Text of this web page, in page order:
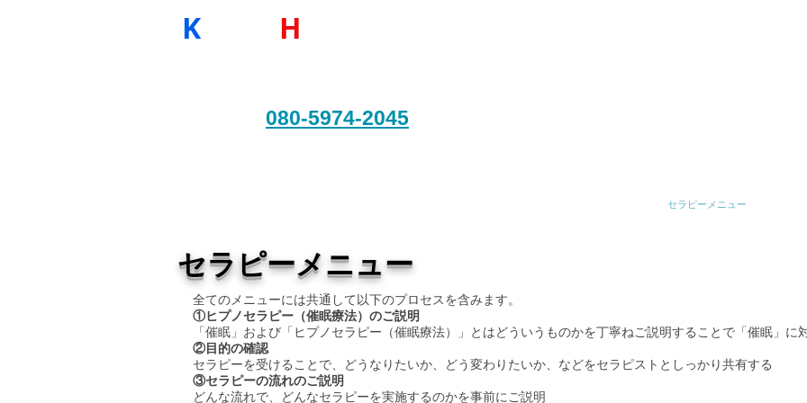
K H
080-5974-2045
セラピーメニュー
​セラピーメニュー
​全てのメニューには共通して以下のプロセスを含みます。
①ヒプノセラピー（催眠療法）のご説明
「催眠」および「ヒプノセラピー（催眠療法）」とはどういうものかを丁寧ねご説明することで「催眠」に
②目的の確認
セラピーを受けることで、どうなりたいか、どう変わりたいか、などをセラピストとしっかり共有する
③セラピーの流れのご説明
どんな流れで、どんなセラピーを実施するのかを事前にご説明